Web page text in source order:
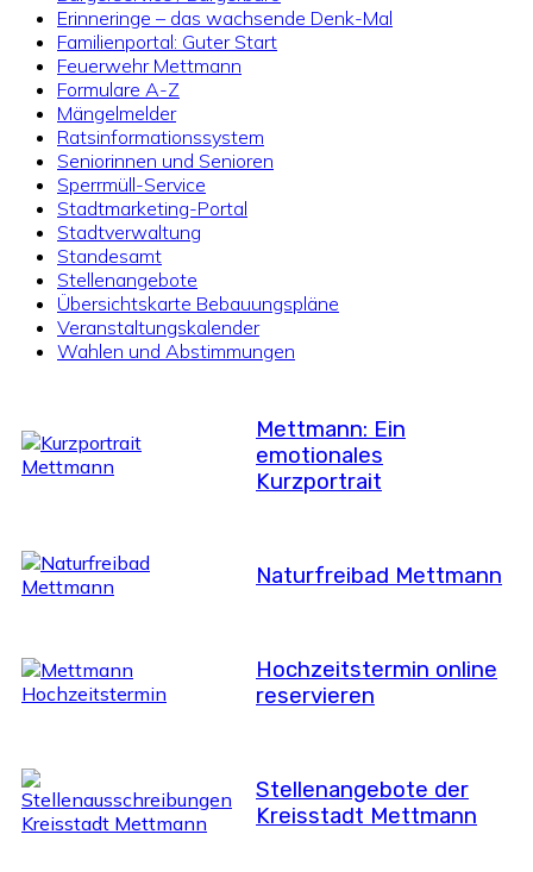
Erinneringe – das wachsende Denk-Mal
Familienportal: Guter Start
Feuerwehr Mettmann
Formulare A-Z
Mängelmelder
Ratsinformationssystem
Seniorinnen und Senioren
Sperrmüll-Service
Stadtmarketing-Portal
Stadtverwaltung
Standesamt
Stellenangebote
Übersichtskarte Bebauungspläne
Veranstaltungskalender
Wahlen und Abstimmungen
Mettmann: Ein
emotionales
Kurzportrait
Naturfreibad Mettmann
Hochzeitstermin online
reservieren
Stellenangebote der
Kreisstadt Mettmann